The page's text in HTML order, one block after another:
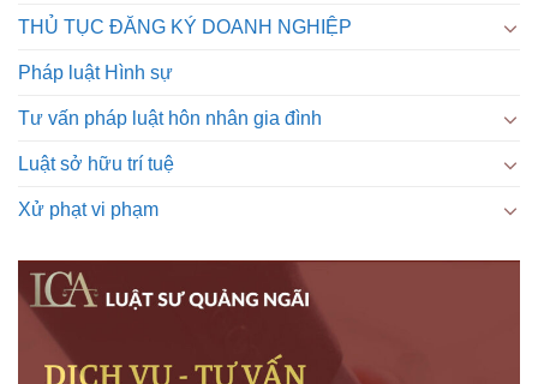
THỦ TỤC ĐĂNG KÝ DOANH NGHIỆP
Pháp luật Hình sự
Tư vấn pháp luật hôn nhân gia đình
Luật sở hữu trí tuệ
Xử phạt vi phạm